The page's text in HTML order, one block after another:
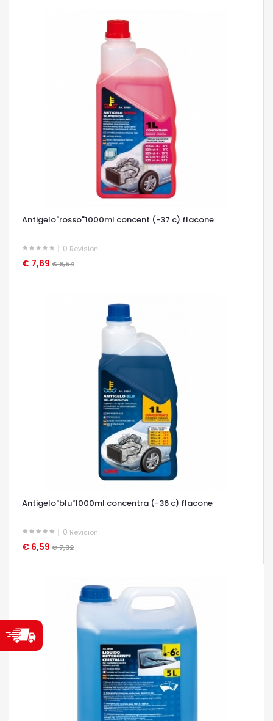
Antigelo"rosso"1000ml concent (-37 c) flacone
0 Revisioni
€ 7,69 € 8,54
OCCHIATA VELOCE
Antigelo"blu"1000ml concentra (-36 c) flacone
0 Revisioni
€ 6,59 € 7,32
OCCHIATA VELOCE